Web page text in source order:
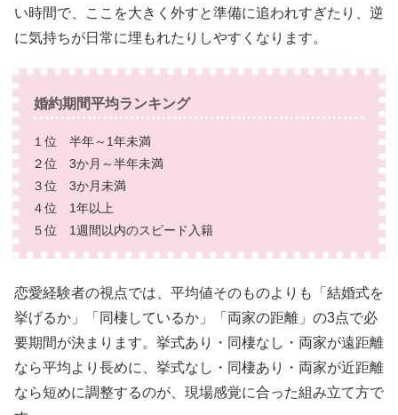
い時間で、ここを大きく外すと準備に追われすぎたり、逆
に気持ちが日常に埋もれたりしやすくなります。
婚約期間平均ランキング
１位 半年～1年未満
２位 3か月～半年未満
３位 3か月未満
４位 1年以上
５位 1週間以内のスピード入籍
恋愛経験者の視点では、平均値そのものよりも「結婚式を
挙げるか」「同棲しているか」「両家の距離」の3点で必
要期間が決まります。挙式あり・同棲なし・両家が遠距離
なら平均より長めに、挙式なし・同棲あり・両家が近距離
なら短めに調整するのが、現場感覚に合った組み立て方で